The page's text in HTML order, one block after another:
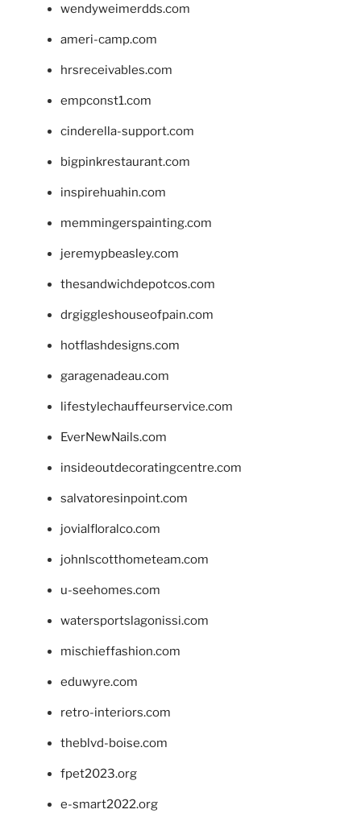
wendyweimerdds.com
ameri-camp.com
hrsreceivables.com
empconst1.com
cinderella-support.com
bigpinkrestaurant.com
inspirehuahin.com
memmingerspainting.com
jeremypbeasley.com
thesandwichdepotcos.com
drgiggleshouseofpain.com
hotflashdesigns.com
garagenadeau.com
lifestylechauffeurservice.com
EverNewNails.com
insideoutdecoratingcentre.com
salvatoresinpoint.com
jovialfloralco.com
johnlscotthometeam.com
u-seehomes.com
watersportslagonissi.com
mischieffashion.com
eduwyre.com
retro-interiors.com
theblvd-boise.com
fpet2023.org
e-smart2022.org